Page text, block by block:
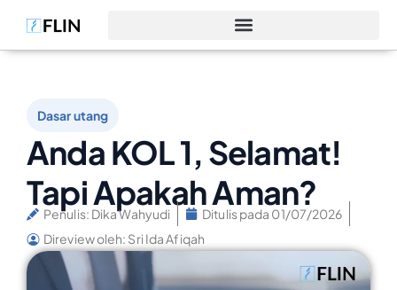
Dasar utang
Anda KOL 1, Selamat!
Tapi Apakah Aman?
Penulis: Dika Wahyudi Ditulis pada 01/07/2026
Direview oleh: Sri Ida Afiqah